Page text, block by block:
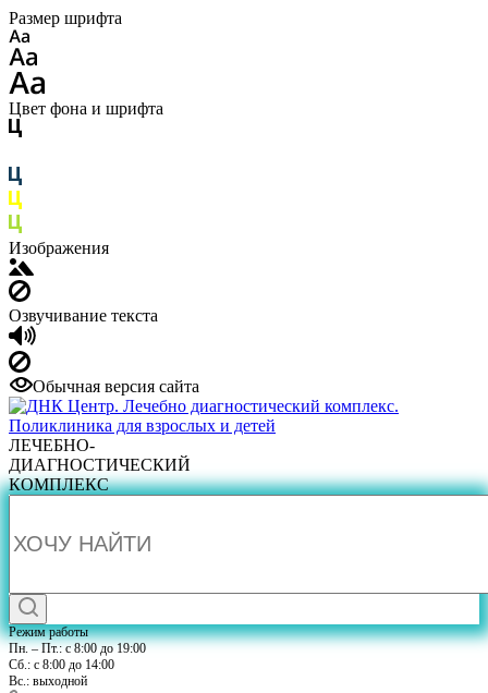
Размер шрифта
Цвет фона и шрифта
Изображения
Озвучивание текста
Обычная версия сайта
ЛЕЧЕБНО-
ДИАГНОСТИЧЕСКИЙ
КОМПЛЕКС
Режим работы
Пн. – Пт.: с 8:00 до 19:00
Сб.: с 8:00 до 14:00
Вс.: выходной